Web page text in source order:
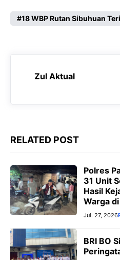
c
b
k
a
s
A
p
l
g
r
m
s
e
e
18 WBP Rutan Sibuhuan
Zul Aktual
RELATED POST
Polres
31 Unit
Hasil
Warga
Jul. 27, 2026
BRI BO